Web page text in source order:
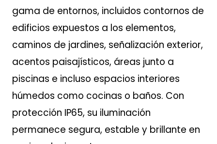
gama de entornos, incluidos contornos de
edificios expuestos a los elementos,
caminos de jardines, señalización exterior,
acentos paisajísticos, áreas junto a
piscinas e incluso espacios interiores
húmedos como cocinas o baños. Con
protección IP65, su iluminación
permanece segura, estable y brillante en